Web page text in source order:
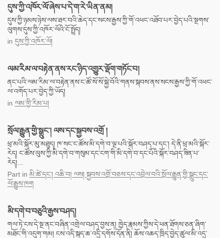
དུས་ཀྱི་འཁོར་ལོ་ཞེས་པ་དེ་ག་རེ་ཡིན་ནམ།
དུས་ཀྱི་ཉམས་ཉེས་ལས་ཐར་བའི་ཆེད་དང་སངས་རྒྱས་ཀྱི་གོ་འཕང་འཐོབ་པར་བྱེད་པའི་སྔགས་
ལུགས་དུས་ཀྱི་འཁོར་ལོའི་ངོ་སྤྲོད།
in དུས་ཀྱི་འཁོར་ལོ།
ལམ་རིམ་ལ་བརྟེན་ནས་རང་ཉིད་འགྱུར་ལྡོག་གཏོང་བ།
ནང་པའི་ལམ་རིམ་ལ་བརྟེན་ནས་ང་ཚོ་སོ་སོ་སྐྱེ་བོའི་གནས་སྐབས་ནས་སངས་རྒྱས་ཀྱི་གོ་འཕང་
ལ་འགོད་པར་བྱེད་ཀྱི་ཡོད།
in ལམ་གྱི་རིམ་པ།
སྲོལ་རྒྱུན་གྱི་སྒྲུང་། ལས་དང་སྐྱབས་འགྲོ །
ཕྲ་མའི་སྐོར་མུ་མཐུད། ཁ་སང་ང་ཚོས་མི་དགེ་བ་ལྔ་པའི་སྐོར་བཤད་པ་དང་། དེ་ནི་ཕྲ་མའི་སྐོར་
རེད། ང་ཚོས་ལུས་ཀྱི་མི་དགེ་བ་གསུམ་དང་ངག་གི་མི་དགེ་བ་དང་པོའི་སྐོར་བཤད་ཟིན་པ་
རེད།...
Part in མི་ཚེ་དང་། འཆི་བ། ལས། སྐྱབས་འགྲོ་བཅས་དང་འབྲེལ་བའི་སྲོལ་རྒྱུན་གྱི་སྒྲུང་དང་
ལོ་རྒྱུས་ཁག
མི་དགེ་བ་བཅུའི་རྒྱས་བཤད།
གལ་ཏེ་ངས་དེ་སྔ་ནང་བཞིན་འགྲེལ་བཤད་བྱས་ན། ཁྱེད་རྣམས་ཀྱིས་དེ་ཕན་ཐོགས་ཅན་ཞིག་
མཐོང་གི་འདུག་གམ། ངས་འདི་སྐད་ཆ་འདྲི་དགོས་དོན་ནི། ཆོས་འཆད་ཁྲིད་བྱེད་ཚུལ་མི་འདྲ་